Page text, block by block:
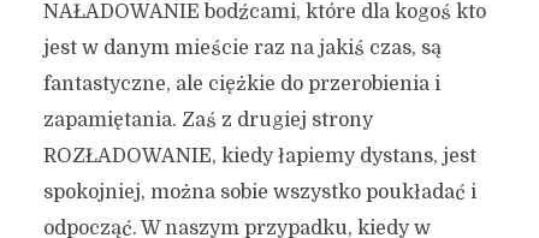
NAŁADOWANIE bodźcami, które dla kogoś kto
jest w danym mieście raz na jakiś czas, są
fantastyczne, ale ciężkie do przerobienia i
zapamiętania. Zaś z drugiej strony
ROZŁADOWANIE, kiedy łapiemy dystans, jest
spokojniej, można sobie wszystko poukładać i
odpocząć. W naszym przypadku, kiedy w